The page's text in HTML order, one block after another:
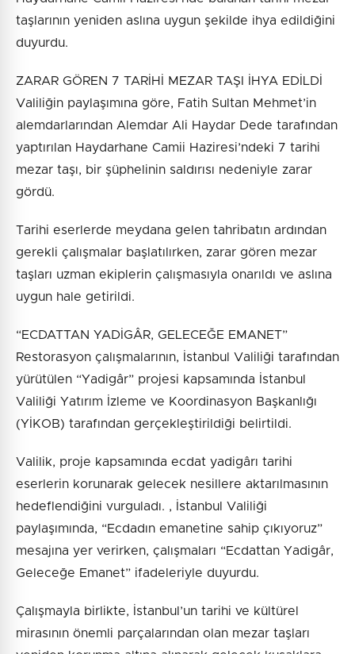
taşlarının yeniden aslına uygun şekilde ihya edildiğini
duyurdu.
ZARAR GÖREN 7 TARİHİ MEZAR TAŞI İHYA EDİLDİ
Valiliğin paylaşımına göre, Fatih Sultan Mehmet’in
alemdarlarından Alemdar Ali Haydar Dede tarafından
yaptırılan Haydarhane Camii Haziresi’ndeki 7 tarihi
mezar taşı, bir şüphelinin saldırısı nedeniyle zarar
gördü.
Tarihi eserlerde meydana gelen tahribatın ardından
gerekli çalışmalar başlatılırken, zarar gören mezar
taşları uzman ekiplerin çalışmasıyla onarıldı ve aslına
uygun hale getirildi.
“ECDATTAN YADİGÂR, GELECEĞE EMANET”
Restorasyon çalışmalarının, İstanbul Valiliği tarafından
yürütülen “Yadigâr” projesi kapsamında İstanbul
Valiliği Yatırım İzleme ve Koordinasyon Başkanlığı
(YİKOB) tarafından gerçekleştirildiği belirtildi.
Valilik, proje kapsamında ecdat yadigârı tarihi
eserlerin korunarak gelecek nesillere aktarılmasının
hedeflendiğini vurguladı. , İstanbul Valiliği
paylaşımında, “Ecdadın emanetine sahip çıkıyoruz”
mesajına yer verirken, çalışmaları “Ecdattan Yadigâr,
Geleceğe Emanet” ifadeleriyle duyurdu.
Çalışmayla birlikte, İstanbul’un tarihi ve kültürel
mirasının önemli parçalarından olan mezar taşları